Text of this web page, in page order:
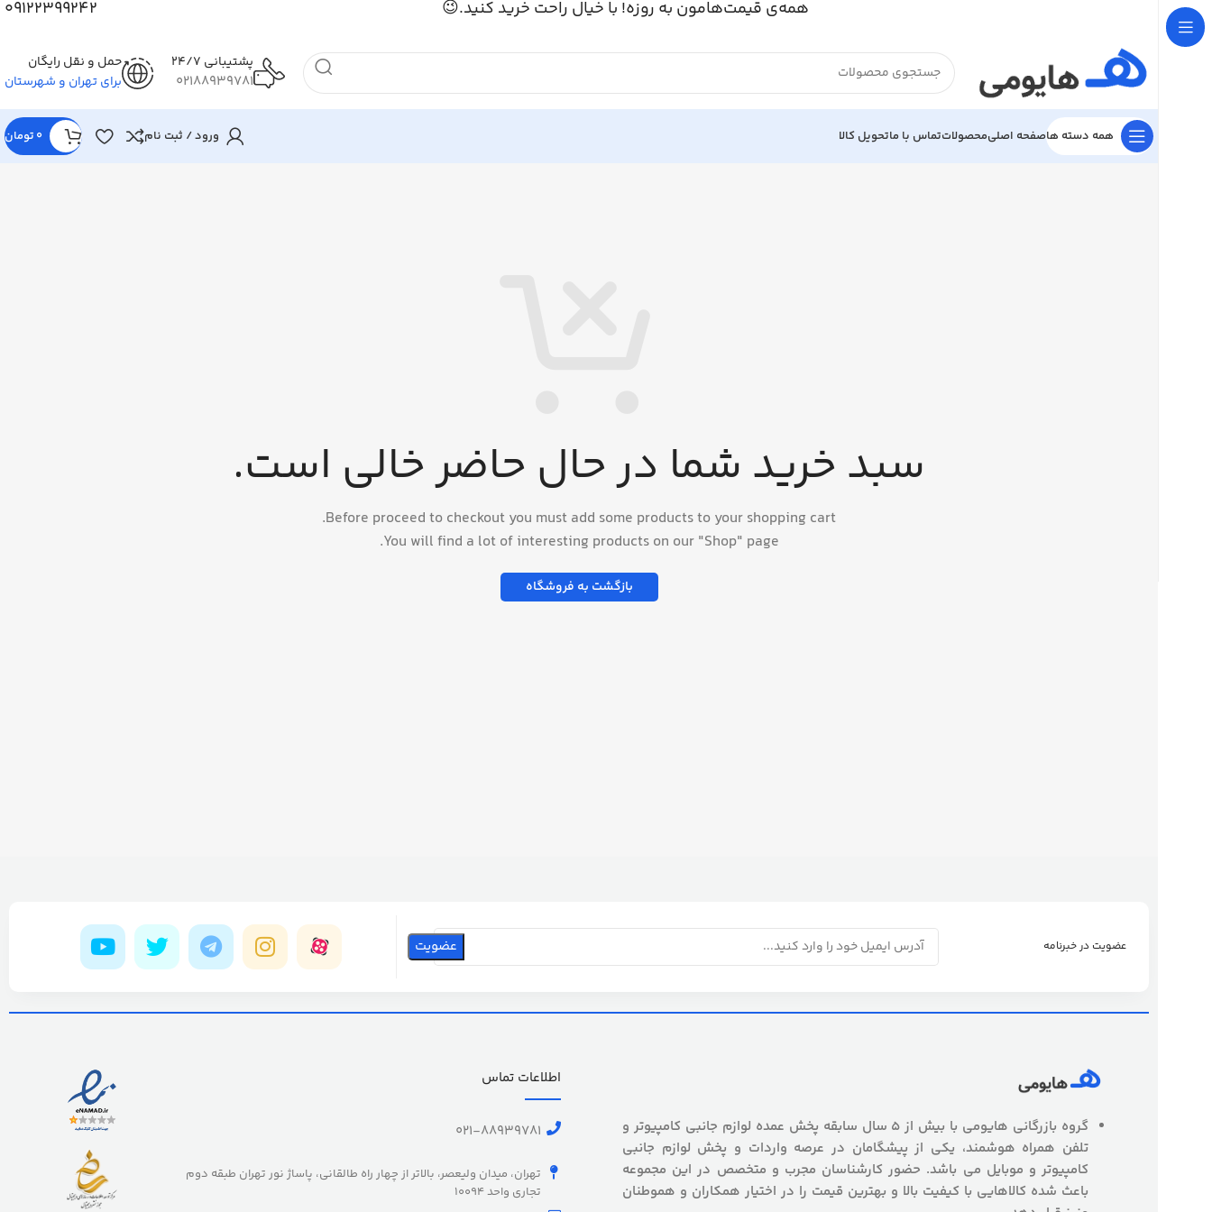
همه‌ی قیمت‌هامون به روزه! با خیال راحت خرید کنید.😉 09122399242
پشتیبانی 24/7
02188939781
حمل و نقل رایگان
برای تهران و شهرستان
همه دسته هاصفحه اصلیمحصولاتتماس با ماتحویل کالا ورود / ثبت نام 0 تومان
سبد خرید شما در حال حاضر خالی است.
Before proceed to checkout you must add some products to your shopping cart.
You will find a lot of interesting products on our "Shop" page.
بازگشت به فروشگاه
عضویت در خبرنامه
گروه بازرگانی هایومی با بیش از 5 سال سابقه پخش عمده لوازم جانبی کامپیوتر و
تلفن همراه هوشمند، یکی از پیشگامان در عرصه واردات و پخش لوازم جانبی
کامپیوتر و موبایل می باشد. حضور کارشناسان مجرب و متخصص در این مجموعه
باعث شده کالاهایی با کیفیت بالا و بهترین قیمت را در اختیار همکاران و هموطنان
اطلاعات تماس
021-88939781
تهران، میدان ولیعصر، بالاتر از چهار راه طالقانی، پاساژ نور تهران طبقه دوم
تجاری واحد 10094